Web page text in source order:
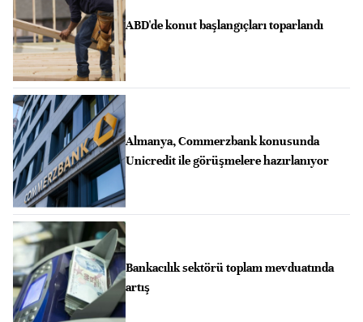
ABD'de konut başlangıçları toparlandı
Almanya, Commerzbank konusunda
Unicredit ile görüşmelere hazırlanıyor
Bankacılık sektörü toplam mevduatında
artış